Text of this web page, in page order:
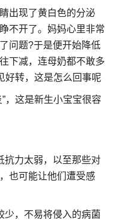
出现了黄白色的分泌
不开了。妈妈心里非常
问题?于是便开始降低
下减，连母奶都不敢多
好转，这是怎么回事呢
，这是新生小宝宝很容
抗力太弱，以至那些对
也可能让他们遭受感
少，不易将侵入的病菌